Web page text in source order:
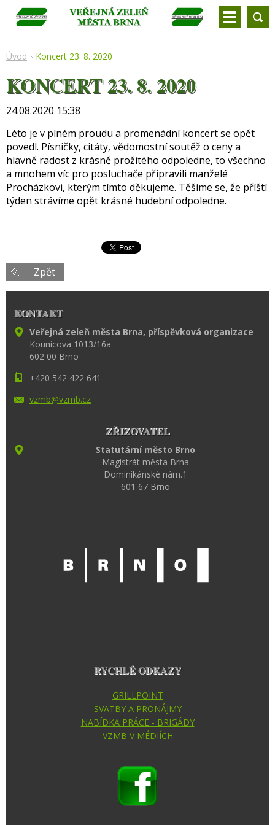
Úvod Koncert 23. 8. 2020
KONCERT 23. 8. 2020
24.08.2020 15:38
Léto je v plném proudu a promenádní koncert se opět
povedl. Písničky, citáty, vědomostní soutěž o ceny a
hlavně radost z krásně prožitého odpoledne, to všechno
a mnohem víc pro posluchače připravili manželé
Procházkovi, kterým tímto děkujeme. Těšíme se, že příští
týden strávíme opět krásné hudební odpoledne.
Zpět
KONTAKT
Veřejná zeleň města Brna, příspěvková organizace
Kounicova 1013/16a
602 00 Brno
+420 542 422 641
vzmb@vzmb.cz
ZŘIZOVATEL
Statutární město Brno
Magistrát města Brna
Dominikánské nám.1
601 67 Brno
RYCHLÉ ODKAZY
GRILLPOINT
SVATBY A PRONÁJMY
NABÍDKA PRÁCE - BRIGÁDY
VZMB V MÉDIÍCH